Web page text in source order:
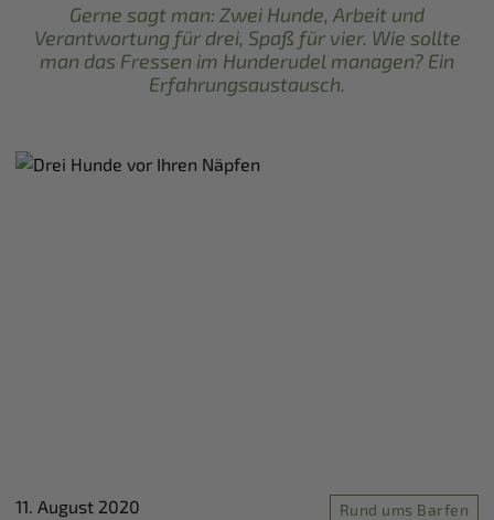
Gerne sagt man: Zwei Hunde, Arbeit und
Verantwortung für drei, Spaß für vier. Wie sollte
man das Fressen im Hunderudel managen? Ein
Erfahrungsaustausch.
11. August 2020 Rund ums Barfen